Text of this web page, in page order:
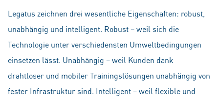
Legatus zeichnen drei wesentliche Eigenschaften: robust,
unabhängig und intelligent. Robust – weil sich die
Technologie unter verschiedensten Umweltbedingungen
einsetzen lässt. Unabhängig – weil Kunden dank
drahtloser und mobiler Trainingslösungen unabhängig von
fester Infrastruktur sind. Intelligent – weil flexible und